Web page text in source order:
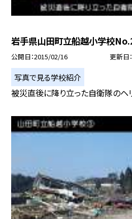
岩手県山田町立船越小学校
公開日 2015/02/16 更新日
写真で見る学校紹介
被災直後に降り立った自衛隊のヘ